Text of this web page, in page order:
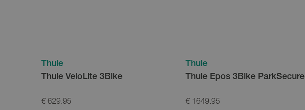
Thule
Thule VeloLite 3Bike
€ 629.95
Thule
Thule Epos 3Bike ParkSecure
€ 1649.95